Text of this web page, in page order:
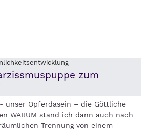
zum
- unser Opferdasein – die Göttliche
WARUM stand ich dann auch nach
Trennung von einem